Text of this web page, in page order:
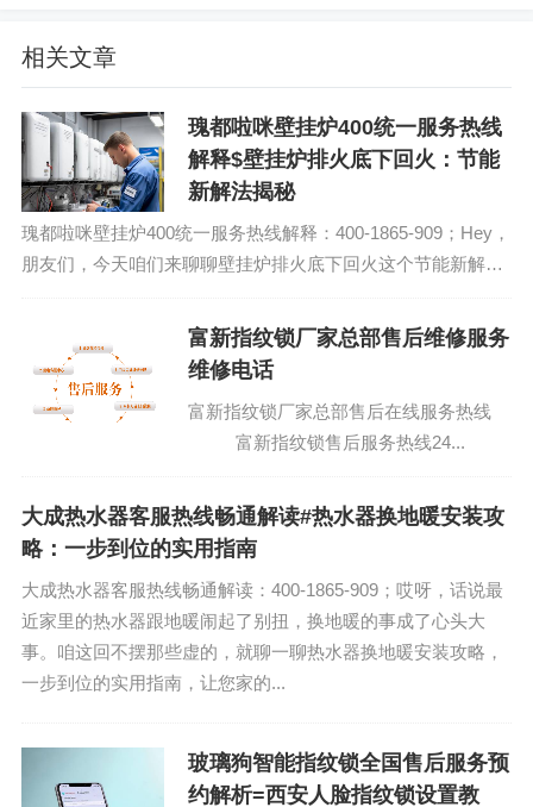
相关文章
瑰都啦咪壁挂炉400统一服务热线
解释$壁挂炉排火底下回火：节能
新解法揭秘
瑰都啦咪壁挂炉400统一服务热线解释：400-1865-909；Hey，
朋友们，今天咱们来聊聊壁挂炉排火底下回火这个节能新解
家沙发聊天一样，慢慢道...
富新指纹锁厂家总部售后维修服务
维修电话
富新指纹锁厂家总部售后在线服务热线
富新指纹锁售后服务热线24...
大成热水器客服热线畅通解读#热水器换地暖安装攻
略：一步到位的实用指南
大成热水器客服热线畅通解读：400-1865-909；哎呀，话说最
近家里的热水器跟地暖闹起了别扭，换地暖的事成了心头大
事。咱这回不摆那些虚的，就聊一聊热水器换地暖安装攻略，
一步到位的实用指南，让您家的...
玻璃狗智能指纹锁全国售后服务预
约解析=西安人脸指纹锁设置教